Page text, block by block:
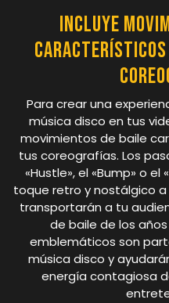
Incluye
característicos
Para crear una
música disco en tus
movimientos de baile
tus coreografías. Los
«Hustle», el «Bump» o el
toque retro y nostálgico
transportarán a tu
de baile de los
emblemáticos son
música disco y
energía contagiosa